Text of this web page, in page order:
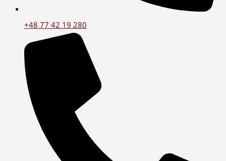
+48 77 42 19 280